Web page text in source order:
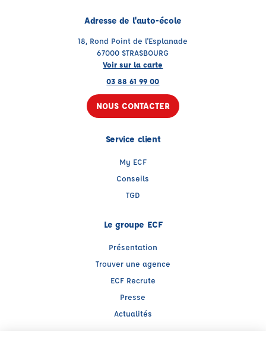
Adresse de l'auto-école
18, Rond Point de l'Esplanade
67000 STRASBOURG
Voir sur la carte
03 88 61 99 00
NOUS CONTACTER
Service client
My ECF
Conseils
TGD
Le groupe ECF
Présentation
Trouver une agence
ECF Recrute
Presse
Actualités